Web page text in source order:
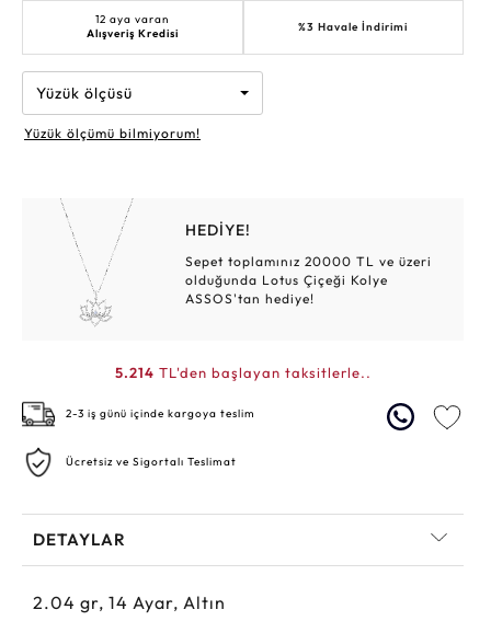
12 aya varan
Alışveriş Kredisi
%3 Havale İndirimi
Yüzük ölçüsü
Yüzük ölçümü bilmiyorum!
HEDİYE!
Sepet toplamınız 20000 TL ve üzeri
olduğunda Lotus Çiçeği Kolye
ASSOS'tan hediye!
5.214 TL'den başlayan taksitlerle..
2-3 iş günü içinde kargoya teslim
Ücretsiz ve Sigortalı Teslimat
DETAYLAR
2.04 gr, 14 Ayar, Altın